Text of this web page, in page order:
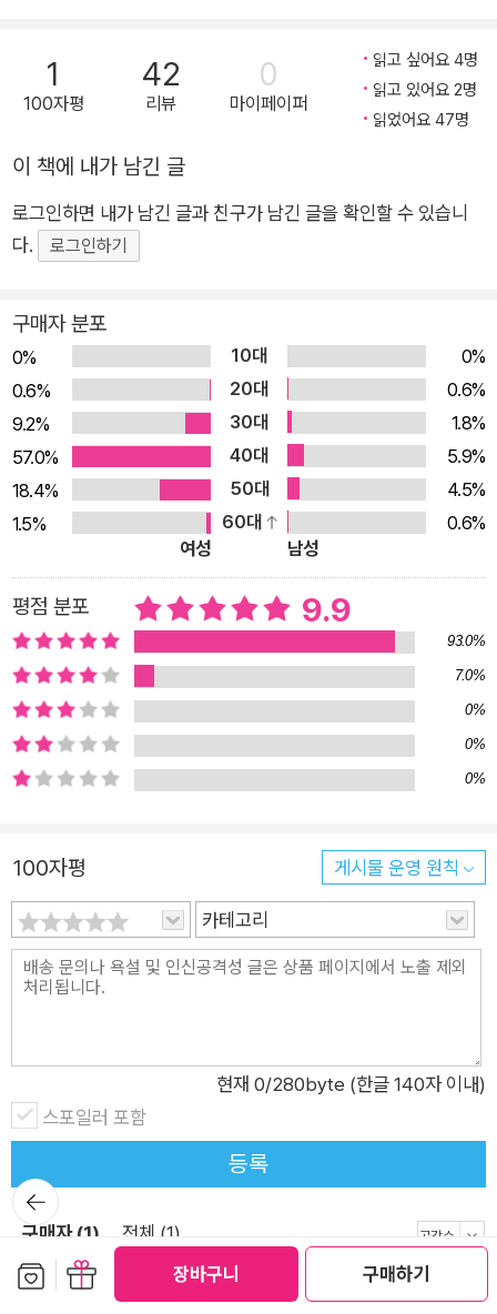
장바구니 구매하기
물’이라는 용어를 사용했다. ‘애완동물’보다는 ‘반려동물’이 나은
관점이지만, 여전히 동물을 대상화하며 인간만이 행위 주체라는
바라보기 때문에 인간이 자연인 동물을 길들인다는 통념에서 벗
어나지 못하는 것이다. 이에 반해 ‘반려종’이라는 용어에 반영되
어 있는 사고방식은 인간과 동물과의 관계를 평등하게 인식한다.
이런 관점에서 보면 인간도 반려종의 일부이다. 즉, 동물을 반려
을 수 없는 존재가 된다. 인간이 자신의 자녀를 버리거나 실험할
수 있는 존재로 생각하지 않는 것과 마찬가지이다. 재이는 어느
날 갑자기 정원에서 만난 기린을 시작으로 여러 동물과 소통하면
서, 소라가 동물을 반려종으로 인식하기 때문에 그런 선택을 했음
을 깨닫는다. 이처럼 이 작품의 특별한 점은 이종(동물과 사람)간
의 소통을 환상적인 SF 서사로 엮어, 동물과 인간의 관계를 새롭
게 정의한다는 데 있다. 동물과 함께 산다는 것은 단순히 누군가
를 돌보는 일을 넘어서, 나 역시 함께 자라고 성장하는 경험이라
어야 할까? 동물이 우리 삶에서 가지는 의미는 무엇일까? 이런저
런 질문들을 곱씹다 보면 어느새 동물에 대한 생각이 조금씩 깊어
졌습니다. 반려견 마린이를 떠나보낸 후, 그리움과 슬픔을 책으로
달래고 싶어 동물에 관한 책을 찾아 읽기 시작했어요. 『동물 해
방』, 『오해의 동물원』, 『동물은 인간에게 무엇인가』. 『동물은 어
떻게 슬퍼하는가』 같은 책들이었습니다. 그 책들을 읽으면서 『창
의 관계를 지금까지와는 완전히 다르게 정의하게 될 것이다 재이
가 가족과 떨어져 혼자 살게 되면서 처음으로 겪게 되는 외로움과
불안, 그리고 다정한 돌봄과 진정한 자유 재이와 소라는 스스로
가족과 떨어져 혼자 살기를 선택한다. 이들이 혼자 살면서 마주하
기를 선택하는 순간 안전지대에서 벗어나게 되지만, 대신 외부에
있는 타인의 삶을 볼 수 있게 된다. 재이와 소라는 홀로 있는 시간
을 통해 나와 다른 삶을 선택하는 또래와 우정을 쌓고, 불의를 저
지르는 어른에게 맞서고, 이종을 만나 소통하고, 다양한 이웃과
사귀며 성장기를 풍요롭게 하는 다양한 경험을 하게 된다. 부모의
보호나 통제 하에 안전하게 지내는 것만이 최선은 아니다. 부모의
무관심이나 허용으로 기인한 자유는 어린이가 성장하는 데 꼭 필
요한 조건이다. 재이와 소라도 마찬가지다. 그들은 부모는 부재하
1
100자평
42
리뷰
0
마이페이퍼
읽고 싶어요 4명
읽고 있어요 2명
읽었어요 47명
이 책에 내가 남긴 글
로그인하면 내가 남긴 글과 친구가 남긴 글을 확인할 수 있습니
다.
로그인하기
구매자 분포
0% 10대
0%
0.6%
20대
0.6%
9.2%
30대
1.8%
57.0%
40대
5.9%
18.4%
50대
4.5%
1.5%
60대
0.6%
여성
남성
평점 분포 9.9
93.0%
7.0%
0%
0%
0%
100자평 게시물 운영 원칙
카테고리
현재 0/280byte (한글 140자 이내)
스포일러 포함
등록
구매자 (1) 전체 (1)
-2025-06-17
뒤로가
기